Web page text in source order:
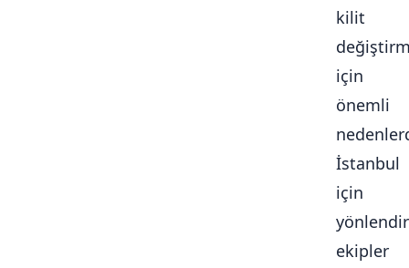
kilit
için
önemli
İstanbul
için
ekipler